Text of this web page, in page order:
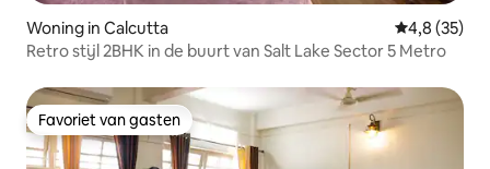
Woning in Calcutta
4,8 (35)
Retro stijl 2BHK in de buurt van Salt Lake Sector 5 Metro
Favoriet van gasten
Favoriet van gasten